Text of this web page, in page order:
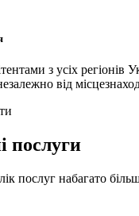
з усіх регіонів
від
послуги
послуг набагато